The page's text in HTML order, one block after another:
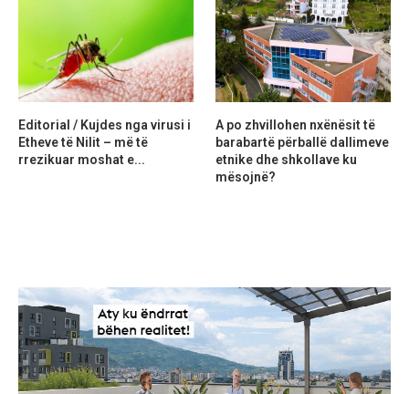
Editorial / Kujdes nga virusi i
Etheve të Nilit – më të
rrezikuar moshat e...
A po zhvillohen nxënësit të
barabartë përballë dallimeve
etnike dhe shkollave ku
mësojnë?